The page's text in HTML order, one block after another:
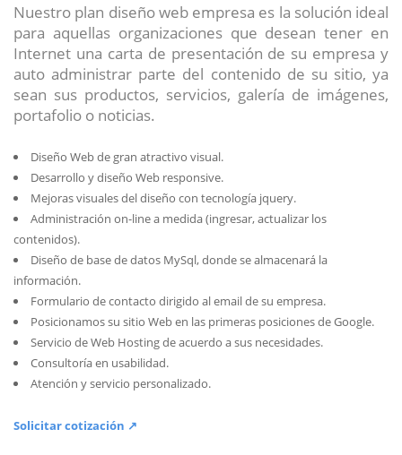
Nuestro plan diseño web empresa es la solución ideal
para aquellas organizaciones que desean tener en
Internet una carta de presentación de su empresa y
auto administrar parte del contenido de su sitio, ya
sean sus productos, servicios, galería de imágenes,
portafolio o noticias.
Diseño Web de gran atractivo visual.
Desarrollo y diseño Web responsive.
Mejoras visuales del diseño con tecnología jquery.
Administración on-line a medida (ingresar, actualizar los
contenidos).
Diseño de base de datos MySql, donde se almacenará la
información.
Formulario de contacto dirigido al email de su empresa.
Posicionamos su sitio Web en las primeras posiciones de Google.
Servicio de Web Hosting de acuerdo a sus necesidades.
Consultoría en usabilidad.
Atención y servicio personalizado.
Solicitar cotización ↗